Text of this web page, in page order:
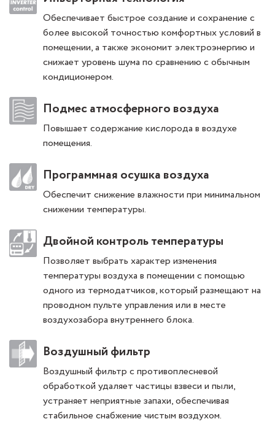
Обеспечивает быстрое создание и сохранение с
более высокой точностью комфортных условий в
помещении, а также экономит электроэнергию и
снижает уровень шума по сравнению с обычным
кондиционером.
Подмес атмосферного воздуха
Повышает содержание кислорода в воздухе
помещения.
Программная осушка воздуха
Обеспечит снижение влажности при минимальном
снижении температуры.
Двойной контроль температуры
Позволяет выбрать характер изменения
температуры воздуха в помещении с помощью
одного из термодатчиков, который размещают на
проводном пульте управления или в месте
воздухозабора внутреннего блока.
Воздушный фильтр
Воздушный фильтр с противоплесневой
обработкой удаляет частицы взвеси и пыли,
устраняет неприятные запахи, обеспечивая
стабильное снабжение чистым воздухом.